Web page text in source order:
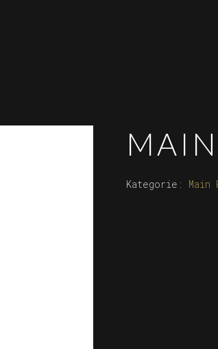
Kategorie: Main